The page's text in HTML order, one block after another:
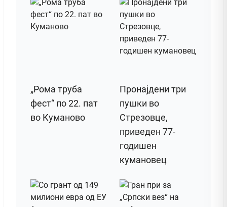
„Рома труба
фест“ по 22. пат
во Куманово
Пронајдени три
пушки во
Стрезовце,
приведен 77-
годишен
кумановец